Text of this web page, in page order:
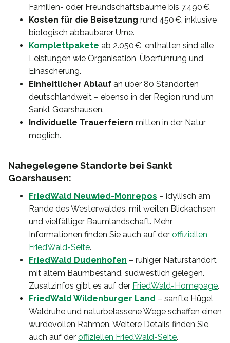
Familien- oder Freundschaftsbäume bis 7.490 €.
Kosten für die Beisetzung rund 450 €, inklusive
biologisch abbaubarer Urne.
Komplettpakete ab 2.050 €, enthalten sind alle
Leistungen wie Organisation, Überführung und
Einäscherung.
Einheitlicher Ablauf an über 80 Standorten
deutschlandweit – ebenso in der Region rund um
Sankt Goarshausen.
Individuelle Trauerfeiern mitten in der Natur
möglich.
Nahegelegene Standorte bei Sankt
Goarshausen:
FriedWald Neuwied-Monrepos – idyllisch am
Rande des Westerwaldes, mit weiten Blickachsen
und vielfältiger Baumlandschaft. Mehr
Informationen finden Sie auch auf der offiziellen
FriedWald-Seite.
FriedWald Dudenhofen – ruhiger Naturstandort
mit altem Baumbestand, südwestlich gelegen.
Zusatzinfos gibt es auf der FriedWald-Homepage.
FriedWald Wildenburger Land – sanfte Hügel,
Waldruhe und naturbelassene Wege schaffen einen
würdevollen Rahmen. Weitere Details finden Sie
auch auf der offiziellen FriedWald-Seite.